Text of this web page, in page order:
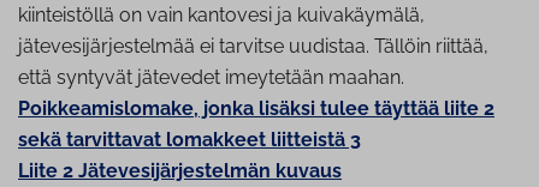
kiinteistöllä on vain kantovesi ja kuivakäymälä,
jätevesijärjestelmää ei tarvitse uudistaa. Tällöin riittää,
että syntyvät jätevedet imeytetään maahan.
Poikkeamislomake, jonka lisäksi tulee täyttää liite 2
sekä tarvittavat lomakkeet liitteistä 3
Liite 2 Jätevesijärjestelmän kuvaus